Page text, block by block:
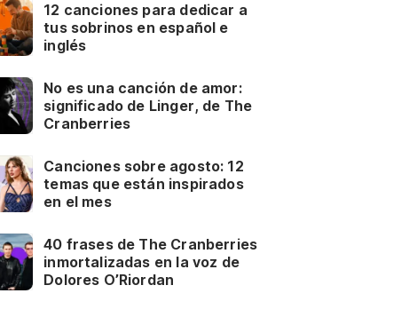
12 canciones para dedicar a
tus sobrinos en español e
inglés
No es una canción de amor:
significado de Linger, de The
Cranberries
Canciones sobre agosto: 12
temas que están inspirados
en el mes
40 frases de The Cranberries
inmortalizadas en la voz de
Dolores O’Riordan